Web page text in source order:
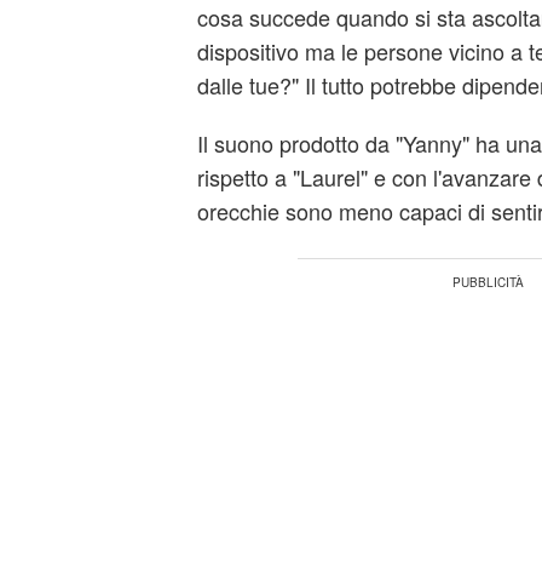
cosa succede quando si sta
dispositivo ma le persone vicino a
dalle tue?" Il tutto potrebbe
Il suono prodotto da "Yanny" ha
rispetto a "Laurel" e con l'avanzare
orecchie sono meno capaci di